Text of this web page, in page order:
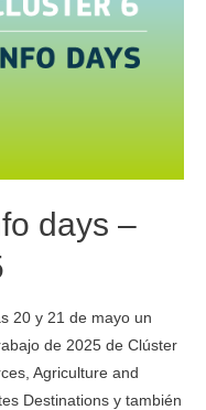
days –
20 y 21 de mayo un
de 2025 de Clúster
Agriculture and
Destinations y también